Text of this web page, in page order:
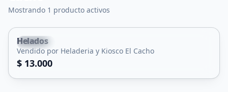
Mostrando 1 producto activos
Nogolí
Helados
Vendido por Heladeria y Kiosco El Cacho
$ 13.000